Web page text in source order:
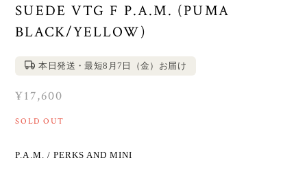
SUEDE VTG F P.A.M. (PUMA
BLACK/YELLOW)
本日発送・最短8月7日（金）お届け
¥17,600
SOLD OUT
P.A.M. / PERKS AND MINI